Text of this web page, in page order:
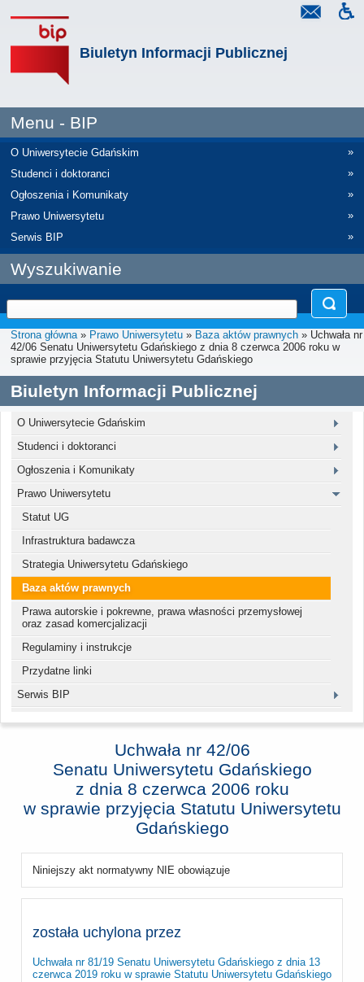
Biuletyn Informacji Publicznej
Menu - BIP
O Uniwersytecie Gdańskim
»
Studenci i doktoranci
»
Ogłoszenia i Komunikaty
»
Prawo Uniwersytetu
»
Serwis BIP
»
Wyszukiwanie
Strona główna» Prawo Uniwersytetu » Baza aktów prawnych » Uchwała nr
42/06 Senatu Uniwersytetu Gdańskiego z dnia 8 czerwca 2006 roku w
sprawie przyjęcia Statutu Uniwersytetu Gdańskiego
Biuletyn Informacji Publicznej
O Uniwersytecie Gdańskim
Studenci i doktoranci
Ogłoszenia i Komunikaty
Prawo Uniwersytetu
Statut UG
Infrastruktura badawcza
Strategia Uniwersytetu Gdańskiego
Baza aktów prawnych
Prawa autorskie i pokrewne, prawa własności przemysłowej
oraz zasad komercjalizacji
Regulaminy i instrukcje
Przydatne linki
Serwis BIP
Uchwała nr 42/06
Senatu Uniwersytetu Gdańskiego
z dnia 8 czerwca 2006 roku
w sprawie przyjęcia Statutu Uniwersytetu
Gdańskiego
Niniejszy akt normatywny NIE obowiązuje
została uchylona przez
Uchwała nr 81/19 Senatu Uniwersytetu Gdańskiego z dnia 13
czerwca 2019 roku w sprawie Statutu Uniwersytetu Gdańskiego